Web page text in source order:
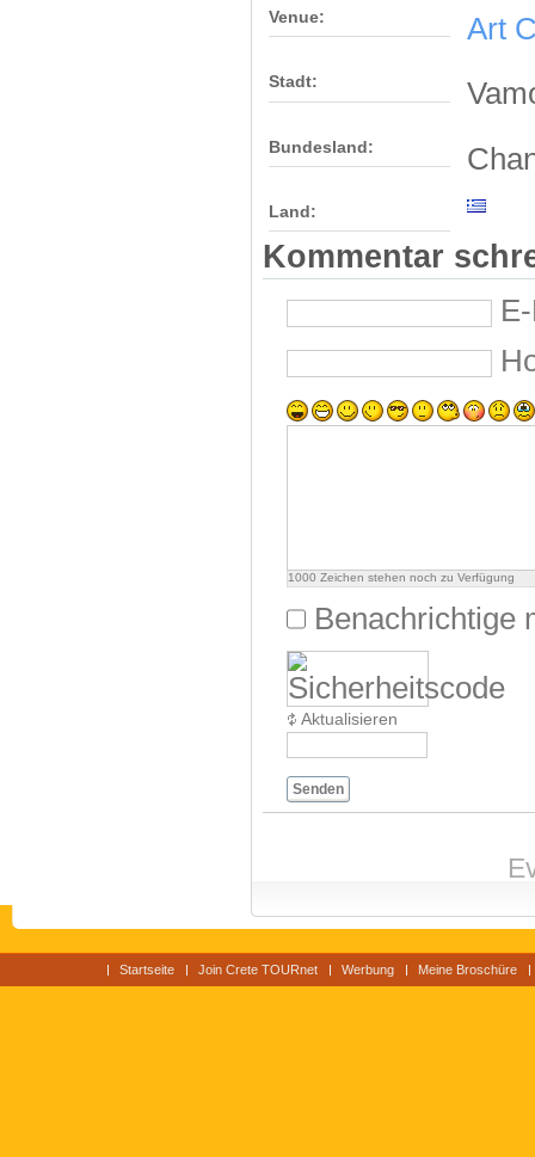
Venue: Art
Stadt:
Bundesland:
Land:
Kommentar
1000 Zeichen stehen noch zu Verfügung
Benachrichtige
Aktualisieren
Senden
Startseite Join Crete TOURnet Werbung Meine Broschüre